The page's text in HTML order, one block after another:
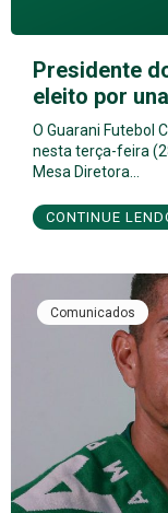
Presidente
eleito por
O Guarani Futebol
nesta terça-feira
Mesa Diretora…
CONTINUE
Comunicados